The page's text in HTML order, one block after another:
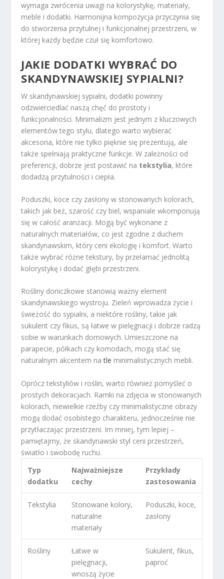
wymaga zwrócenia uwagi na kolorystykę, materiały,
meble i dodatki. Harmonijna kompozycja przyczynia się
do stworzenia przytulnej i funkcjonalnej przestrzeni, w
której każdy będzie czuł się komfortowo.
JAKIE DODATKI WYBRAĆ DO
SKANDYNAWSKIEJ SYPIALNI?
W skandynawskiej sypialni, dodatki powinny
odzwierciedlać naszą chęć do prostoty i
funkcjonalności. Minimalizm jest jednym z kluczowych
elementów tego stylu, dlatego warto wybierać
akcesoria, które nie tylko pięknie się prezentują, ale
także spełniają praktyczne funkcje. W zależności od
preferencji, dobrze jest postawić na tekstylia, które
dodadzą przytulności i ciepła.
Poduszki, koce czy zasłony w stonowanych kolorach,
takich jak beż, szarość czy biel, wspaniale wkomponują
się w całość aranżacji. Mogą być wykonane z
naturalnych materiałów, co jest zgodne z duchem
skandynawskim, który ceni ekologię i komfort. Warto
także wybrać różne tekstury, by przełamać jednolitą
kolorystykę i dodać głębi przestrzeni.
Rośliny doniczkowe stanowią ważny element
skandynawskiego wystroju. Zieleń wprowadza życie i
świeżość do sypialni, a niektóre rośliny, takie jak
sukulent czy fikus, są łatwe w pielęgnacji i dobrze radzą
sobie w warunkach domowych. Umieszczone na
parapecie, półkach czy komodach, mogą stać się
naturalnym akcentem natle minimalistycznych mebli.
Oprócz tekstyliów i roślin, warto również pomyśleć o
prostych dekoracjach. Ramki na zdjęcia w stonowanych
kolorach, niewielkie rzeźby czy minimalistyczne obrazy
mogą dodać osobistego charakteru, jednocześnie nie
przytłaczając przestrzeni. Im mniej, tym lepiej –
pamiętajmy, że skandynawski styl ceni przestrzeń,
światło i swobodę ruchu.
Typ
dodatku
Najważniejsze
cechy
Przykłady
zastosowania
Tekstylia
Stonowane kolory,
naturalne
materiały
Poduszki, koce,
zasłony
Rośliny
Łatwe w
pielęgnacji,
wnoszą życie
Sukulent, fikus,
paproć